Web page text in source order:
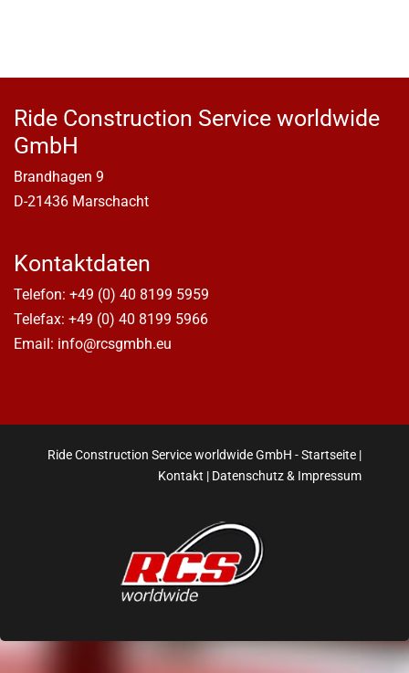
Ride Construction Service worldwide
GmbH
Brandhagen 9
D-21436 Marschacht
Kontaktdaten
Telefon: +49 (0) 40 8199 5959
Telefax: +49 (0) 40 8199 5966
Email: info@rcsgmbh.eu
Ride Construction Service worldwide GmbH -Startseite |
Kontakt | Datenschutz & Impressum